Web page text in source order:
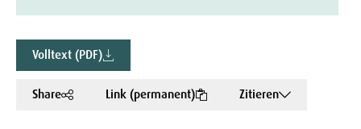
Volltext (PDF)
Share Link (permanent) Zitieren